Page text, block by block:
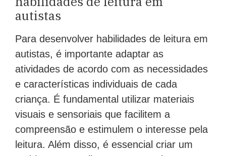
autistas
Para desenvolver habilidades de leitura em
autistas, é importante adaptar as
atividades de acordo com as necessidades
e características individuais de cada
criança. É fundamental utilizar materiais
visuais e sensoriais que facilitem a
compreensão e estimulem o interesse pela
leitura. Além disso, é essencial criar um